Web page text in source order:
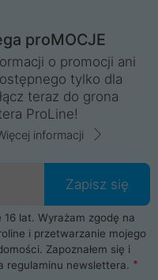
proMOCJE
o promocji ani
tylko dla
teraz do grona
ProLine!
informacji
Zapisz się
lat. Wyrażam zgodę na
i przetwarzanie mojego
Zapoznałem się i
regulaminu newslettera.